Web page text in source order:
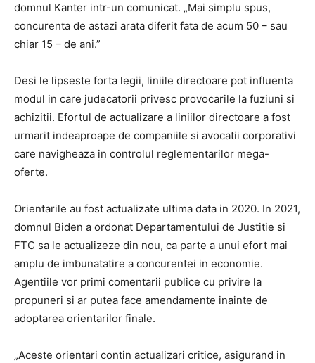
domnul Kanter intr-un comunicat. „Mai simplu spus,
concurenta de astazi arata diferit fata de acum 50 – sau
chiar 15 – de ani.”
Desi le lipseste forta legii, liniile directoare pot influenta
modul in care judecatorii privesc provocarile la fuziuni si
achizitii. Efortul de actualizare a liniilor directoare a fost
urmarit indeaproape de companiile si avocatii corporativi
care navigheaza in controlul reglementarilor mega-
oferte.
Orientarile au fost actualizate ultima data in 2020. In 2021,
domnul Biden a ordonat Departamentului de Justitie si
FTC sa le actualizeze din nou, ca parte a unui efort mai
amplu de imbunatatire a concurentei in economie.
Agentiile vor primi comentarii publice cu privire la
propuneri si ar putea face amendamente inainte de
adoptarea orientarilor finale.
„Aceste orientari contin actualizari critice, asigurand in